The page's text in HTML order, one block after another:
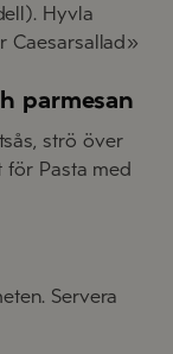
Hyvla
Caesarsallad»
parmesan
strö över
för Pasta med
Servera